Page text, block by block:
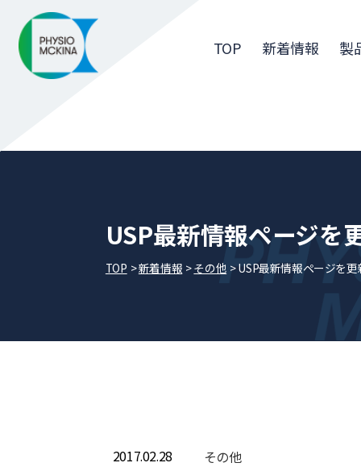
TOP 新着情報 製
USP最新情報ページを
TOP 新着情報 その他 USP最新情報ページを更
2017.02.28 その他